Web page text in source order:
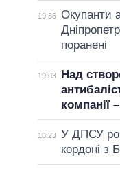
19:36 Окупанти
поранені
19:03
Над
компанії
18:23 У ДПСУ
кордоні з